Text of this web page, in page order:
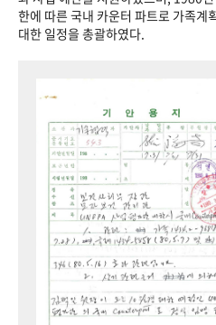
한에 따른 국내 카운터 파트로 가족계
대한 일정을 총괄하였다.